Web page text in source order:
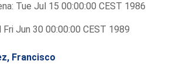
Tue Jul 15 00:00:00 CEST 1986
Fri Jun 30 00:00:00 CEST 1989
Francisco